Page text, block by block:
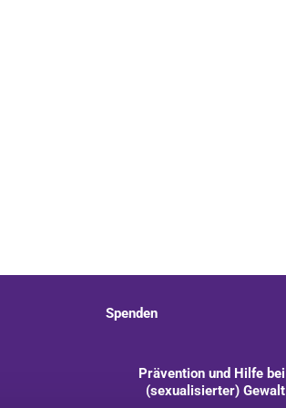
Spenden
Prävention und Hilfe bei
(sexualisierter) Gewalt